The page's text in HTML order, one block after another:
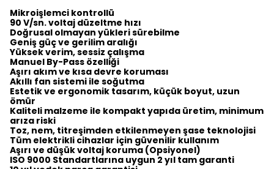
Mikroişlemci kontrollü
90 V/sn. voltaj düzeltme hızı
Doğrusal olmayan yükleri sürebilme
Geniş güç ve gerilim aralığı
Yüksek verim, sessiz çalışma
Manuel By-Pass özelliği
Aşırı akım ve kısa devre koruması
Akıllı fan sistemi ile soğutma
Estetik ve ergonomik tasarım, küçük boyut, uzun
ömür
Kaliteli malzeme ile kompakt yapıda üretim, minimum
arıza riski
Toz, nem, titreşimden etkilenmeyen şase teknolojisi
Tüm elektrikli cihazlar için güvenilir kullanım
Aşırı ve düşük voltaj koruma (Opsiyonel)
ISO 9000 Standartlarına uygun 2 yıl tam garanti